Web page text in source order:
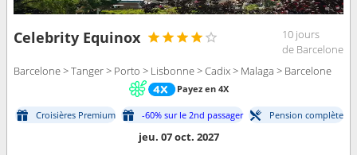
Celebrity Equinox
10 jours
de Barcelone
Barcelone > Tanger > Porto > Lisbonne > Cadix > Malaga > Barcelone
Payez en 4X
Croisières Premium -60% sur le 2nd passager Pension complète
jeu. 07 oct. 2027